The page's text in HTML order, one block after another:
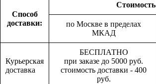
Способ
доставки:
Стоимость
по Москве в пределах
МКАД
Курьерская
доставка
БЕСПЛАТНО
при заказе до 5000 руб.
стоимость доставки - 400
руб.